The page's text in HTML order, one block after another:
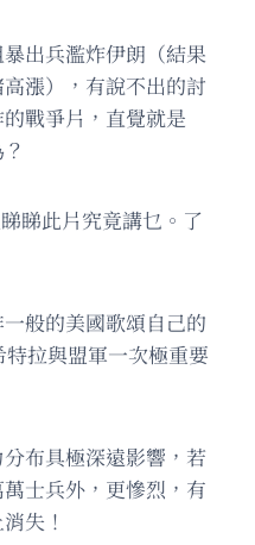
出兵濫炸伊朗（結果
漲），有說不出的討
戰爭片，直覺就是
睇此片究竟講乜。了
般的美國歌頌自己的
拉與盟軍一次極重要
布具極深遠影響，若
士兵外，更慘烈，有
失！